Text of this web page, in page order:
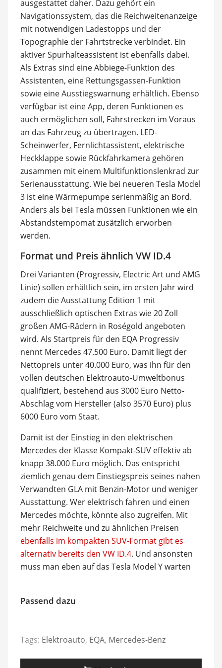
ausgestattet daher. Dazu gehört ein
Navigationssystem, das die Reichweitenanzeige
mit notwendigen Ladestopps und der
Topographie der Fahrtstrecke verbindet. Ein
aktiver Spurhalteassistent ist ebenfalls dabei.
Als Extras sind eine Abbiege-Funktion des
Assistenten, eine Rettungsgassen-Funktion
sowie eine Ausstiegswarnung erhältlich. Ebenso
verfügbar ist eine App, deren Funktionen es
auch ermöglichen soll, Fahrstrecken im Voraus
an das Fahrzeug zu übertragen. LED-
Scheinwerfer, Fernlichtassistent, elektrische
Heckklappe sowie Rückfahrkamera gehören
zusammen mit einem Multifunktionslenkrad zur
Serienausstattung. Wie bei neueren Tesla Model
3 ist eine Wärmepumpe serienmäßig an Bord.
Anders als bei Tesla müssen Funktionen wie ein
Abstandstempomat zusätzlich erworben
werden.
Format und Preis ähnlich VW ID.4
Drei Varianten (Progressiv, Electric Art und AMG
Linie) sollen erhältlich sein, im ersten Jahr wird
zudem die Ausstattung Edition 1 mit
ausschließlich optischen Extras wie 20 Zoll
großen AMG-Rädern in Roségold angeboten
wird. Als Startpreis für den EQA Progressiv
nennt Mercedes 47.500 Euro. Damit liegt der
Nettopreis unter 40.000 Euro, was ihn für den
vollen deutschen Elektroauto-Umweltbonus
qualifiziert, bestehend aus 3000 Euro Netto-
Abschlag vom Hersteller (also 3570 Euro) plus
6000 Euro vom Staat.
Damit ist der Einstieg in den elektrischen
Mercedes der Klasse Kompakt-SUV effektiv ab
knapp 38.000 Euro möglich. Das entspricht
ziemlich genau dem Einstiegspreis seines nahen
Verwandten GLA mit Benzin-Motor und weniger
Ausstattung. Wer elektrisch fahren und einen
Mercedes möchte, könnte also zugreifen. Mit
mehr Reichweite und zu ähnlichen Preisen
ebenfalls im kompakten SUV-Format gibt es
alternativ bereits den VW ID.4. Und ansonsten
muss man eben auf das Tesla Model Y warten
Passend dazu
Tags: Elektroauto, EQA, Mercedes-Benz